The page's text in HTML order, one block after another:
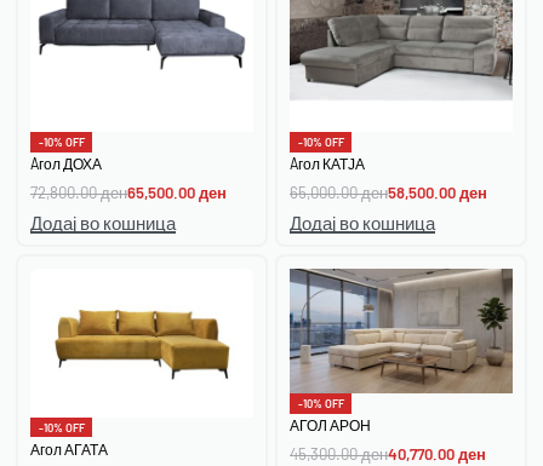
-10% OFF
Aгол ДОХА
72,800.00ден65,500.00ден
Додај во кошница
-10% OFF
Aгол КАТЈА
65,000.00ден58,500.00ден
Додај во кошница
-10% OFF
Агол АГАТА
-10% OFF
АГОЛ АРОН
45,300.00ден40,770.00ден